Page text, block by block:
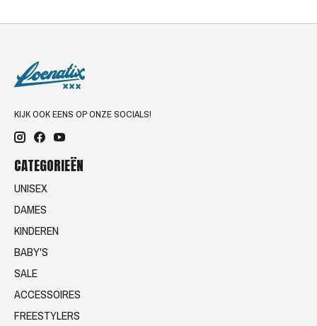
KIJK OOK EENS OP ONZE SOCIALS!
CATEGORIEËN
UNISEX
DAMES
KINDEREN
BABY'S
SALE
ACCESSOIRES
FREESTYLERS